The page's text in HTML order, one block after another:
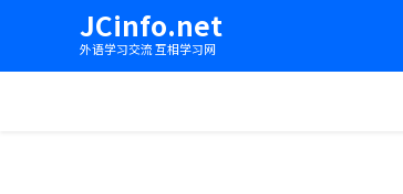
JCinfo.net
外语学习交流 互相学习网